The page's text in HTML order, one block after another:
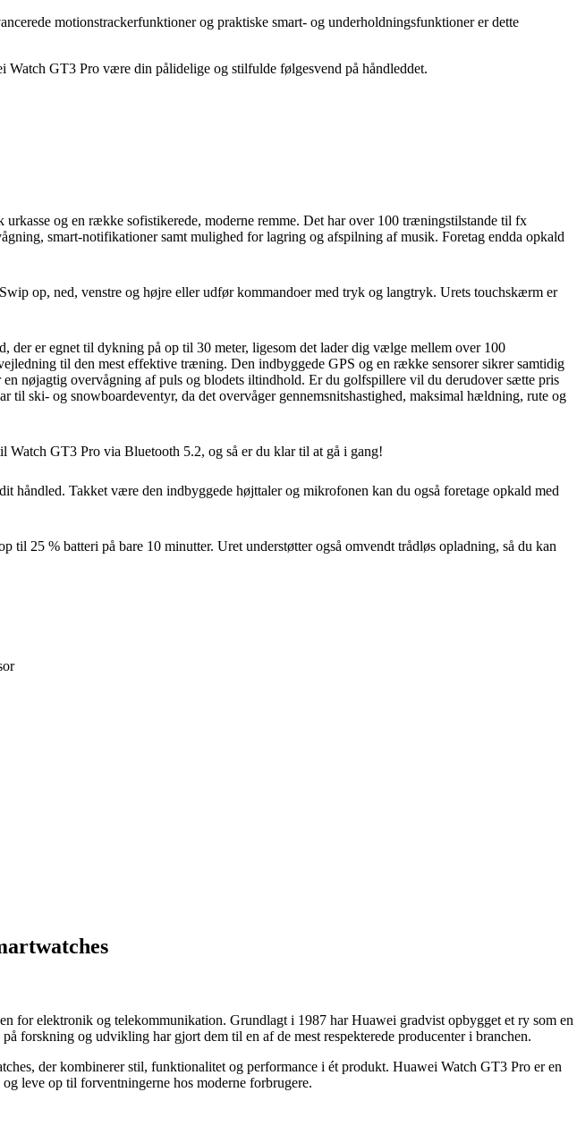
motionstrackerfunktioner og praktiske smart- og underholdningsfunktioner er dette
GT3 Pro være din pålidelige og stilfulde følgesvend på håndleddet.
og en række sofistikerede, moderne remme. Det har over 100 træningstilstande til fx
smart-notifikationer samt mulighed for lagring og afspilning af musik. Foretag endda opkald
op, ned, venstre og højre eller udfør kommandoer med tryk og langtryk. Urets touchskærm er
er egnet til dykning på op til 30 meter, ligesom det lader dig vælge mellem over 100
til den mest effektive træning. Den indbyggede GPS og en række sensorer sikrer samtidig
nøjagtig overvågning af puls og blodets iltindhold. Er du golfspillere vil du derudover sætte pris
ski- og snowboardeventyr, da det overvåger gennemsnitshastighed, maksimal hældning, rute og
Watch GT3 Pro via Bluetooth 5.2, og så er du klar til at gå i gang!
Takket være den indbyggede højttaler og mikrofonen kan du også foretage opkald med
25 % batteri på bare 10 minutter. Uret understøtter også omvendt trådløs opladning, så du kan
for elektronik og telekommunikation. Grundlagt i 1987 har Huawei gradvist opbygget et ry som en
forskning og udvikling har gjort dem til en af ​​de mest respekterede producenter i branchen.
der kombinerer stil, funktionalitet og performance i ét produkt. Huawei Watch GT3 Pro er en
leve op til forventningerne hos moderne forbrugere.